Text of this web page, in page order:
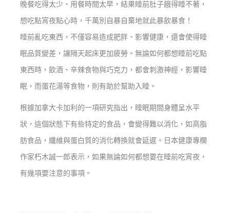
晚餐吃得太少、用餐時間太早，結果睡前肚子餓得睡不著，
想吃點宵夜點心時，千萬別自暴自棄地就此暴飲暴食！
睡前亂吃東西，不僅容易造成肥胖、影響健康，還會使得睡
眠品質變差，讓隔天起床更加疲勞。無論如何都想睡前吃點
東西時，飲酒、辛辣食物與巧克力，都會刺激神經，影響睡
眠，而蛋花湯等食物，則有助於幫助入睡。
根據加拿大卡加利的一項研究指出，睡眠期間身體呈水平
狀，這個狀態下有些特定的食品，會變得難以消化，如高脂
肪食品，纖維與蛋白質的消化轉換就會延遲。日本健康專欄
作家朽木誠一郎表示，如果無論如何都想要在睡前吃宵夜，
有幾項要注意的事項。